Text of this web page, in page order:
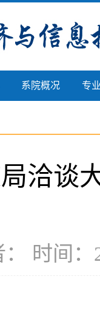
系院概况 专
洽谈
： 时间：